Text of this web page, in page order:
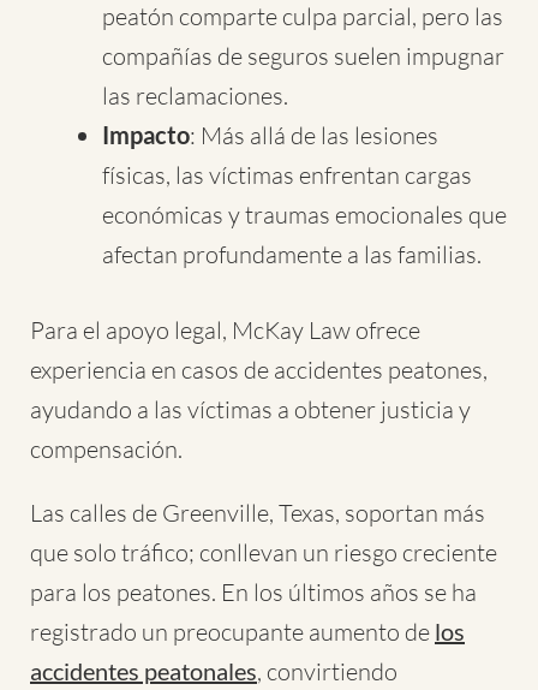
peatón comparte culpa parcial, pero las
compañías de seguros suelen impugnar
las reclamaciones.
Impacto: Más allá de las lesiones
físicas, las víctimas enfrentan cargas
económicas y traumas emocionales que
afectan profundamente a las familias.
Para el apoyo legal, McKay Law ofrece
experiencia en casos de accidentes peatones,
ayudando a las víctimas a obtener justicia y
compensación.
Las calles de Greenville, Texas, soportan más
que solo tráfico; conllevan un riesgo creciente
para los peatones. En los últimos años se ha
registrado un preocupante aumento de los
accidentes peatonales, convirtiendo